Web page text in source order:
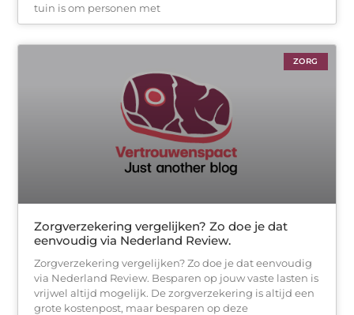
tuin is om personen met
ZORG
Zorgverzekering vergelijken? Zo doe je dat
eenvoudig via Nederland Review.
Zorgverzekering vergelijken? Zo doe je dat eenvoudig
via Nederland Review. Besparen op jouw vaste lasten is
vrijwel altijd mogelijk. De zorgverzekering is altijd een
grote kostenpost, maar besparen op deze